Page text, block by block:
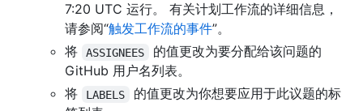
7:20 UTC 运行。 有关计划工作流的详细信息，
请参阅“触发工作流的事件”。
将
ASSIGNEES
的值更改为要分配给该问题的
GitHub 用户名列表。
将
LABELS
的值更改为你想要应用于此议题的标